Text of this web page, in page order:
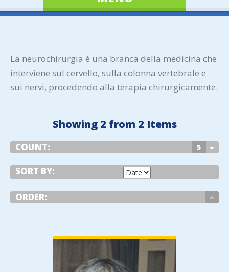
La neurochirurgia è una branca della medicina che
interviene sul cervello, sulla colonna vertebrale e
sui nervi, procedendo alla terapia chirurgicamente.
Showing 2 from 2 Items
COUNT: 5
SORT BY:
ORDER: